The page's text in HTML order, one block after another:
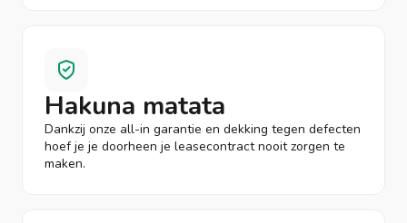
Hakuna matata
Dankzij onze all-in garantie en dekking tegen defecten
hoef je je doorheen je leasecontract nooit zorgen te
maken.